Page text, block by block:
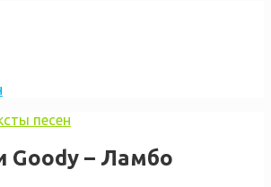
песен
Goody – Ламбо